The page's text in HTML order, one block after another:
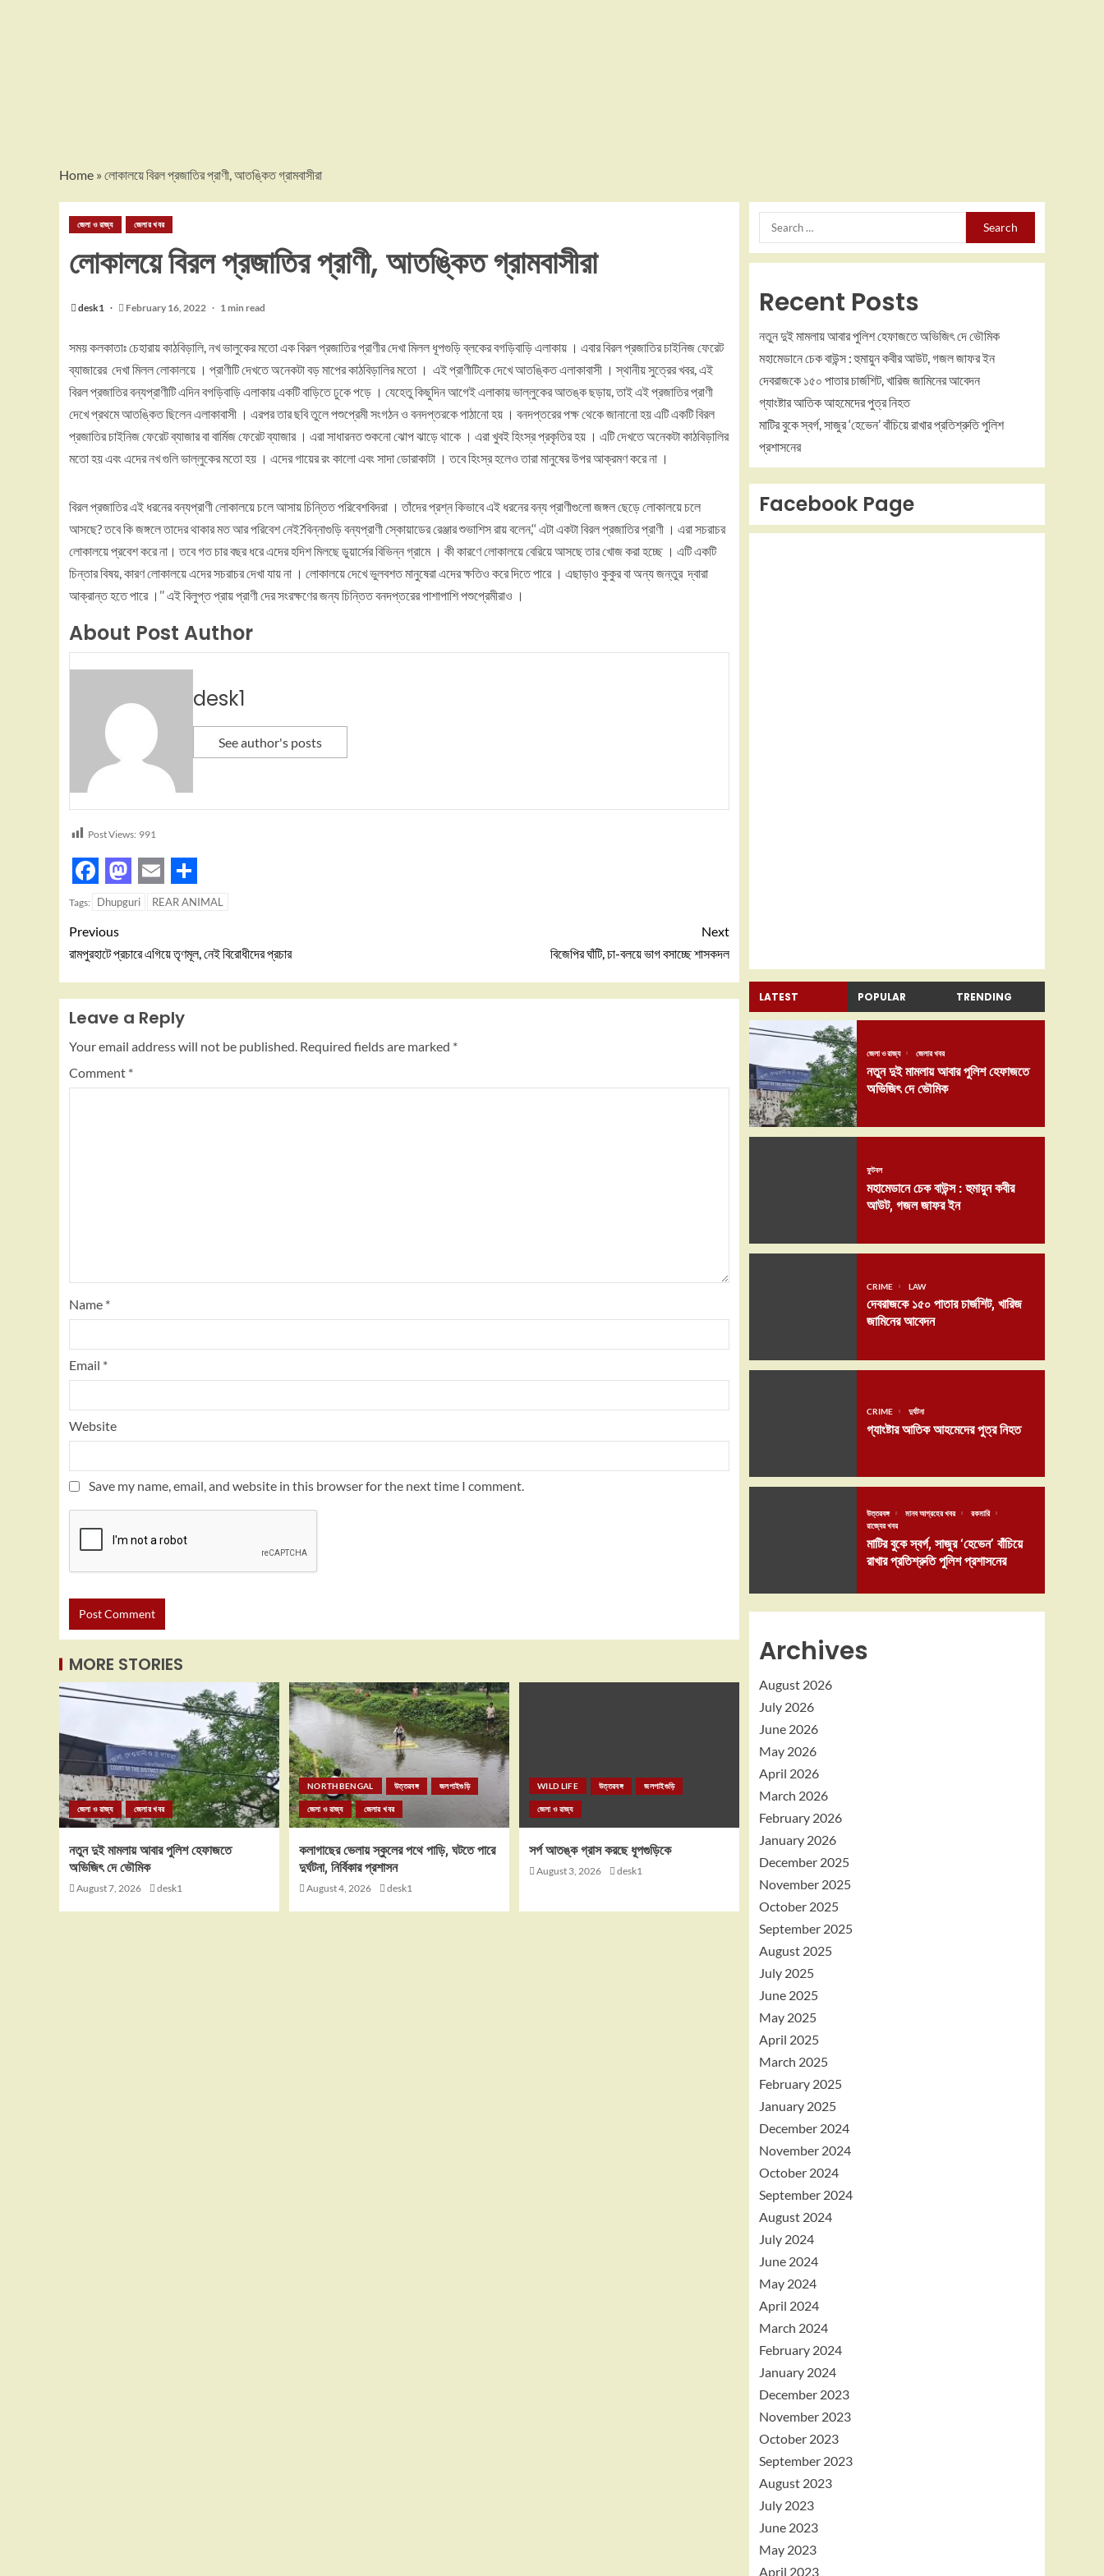
Home » লোকালয়ে বিরল প্রজাতির প্রাণী, আতঙ্কিত গ্রামবাসীরা
জেলা ও রাজ্য জেলার খবর
লোকালয়ে বিরল প্রজাতির প্রাণী, আতঙ্কিত গ্রামবাসীরা
desk1 February 16, 2022 1 min read
সময় কলকাতাঃ চেহারায় কাঠবিড়ালি, নখ ভালুকের মতো এক বিরল প্রজাতির প্রাণীর দেখা মিলল ধূপগুড়ি ব্লকের বগড়িবাড়ি এলাকায় । এবার বিরল প্রজাতির চাইনিজ ফেরেট
ব্যাজারের দেখা মিলল লোকালয়ে । প্রাণীটি দেখতে অনেকটা বড় মাপের কাঠবিড়ালির মতো । এই প্রাণীটিকে দেখে আতঙ্কিত এলাকাবাসী । স্থানীয় সুত্রের খবর, এই
বিরল প্রজাতির বন্যপ্রাণীটি এদিন বগড়িবাড়ি এলাকায় একটি বাড়িতে ঢুকে পড়ে । যেহেতু কিছুদিন আগেই এলাকায় ভাল্লুকের আতঙ্ক ছড়ায়, তাই এই প্রজাতির প্রাণী
দেখে প্রথমে আতঙ্কিত ছিলেন এলাকাবাসী । এরপর তার ছবি তুলে পশুপ্রেমী সংগঠন ও বনদপ্তরকে পাঠানো হয় । বনদপ্তরের পক্ষ থেকে জানানো হয় এটি একটি বিরল
প্রজাতির চাইনিজ ফেরেট ব্যাজার বা বার্মিজ ফেরেট ব্যাজার । এরা সাধারনত শুকনো ঝোপ ঝাড়ে থাকে । এরা খুবই হিংস্র প্রকৃতির হয় । এটি দেখতে অনেকটা কাঠবিড়ালির
মতো হয় এবং এদের নখ গুলি ভাল্লুকের মতো হয় । এদের গায়ের রং কালো এবং সাদা ডোরাকাটা । তবে হিংস্র হলেও তারা মানুষের উপর আক্রমণ করে না ।
বিরল প্রজাতির এই ধরনের বন্যপ্রাণী লোকালয়ে চলে আসায় চিন্তিত পরিবেশবিদরা । তাঁদের প্রশ্ন কিভাবে এই ধরনের বন্য প্রাণীগুলো জঙ্গল ছেড়ে লোকালয়ে চলে
আসছে? তবে কি জঙ্গলে তাদের থাকার মত আর পরিবেশ নেই?বিন্নাগুড়ি বন্যপ্রাণী স্কোয়াডের রেঞ্জার শুভাশিস রায় বলেন,‘‘ এটা একটা বিরল প্রজাতির প্রাণী । এরা সচরাচর
লোকালয়ে প্রবেশ করে না। তবে গত চার বছর ধরে এদের হদিশ মিলছে ডুয়ার্সের বিভিন্ন গ্রামে । কী কারণে লোকালয়ে বেরিয়ে আসছে তার খোজ করা হচ্ছে । এটি একটি
চিন্তার বিষয়, কারণ লোকালয়ে এদের সচরাচর দেখা যায় না । লোকালয়ে দেখে ভুলবশত মানুষেরা এদের ক্ষতিও করে দিতে পারে । এছাড়াও কুকুর বা অন্য জন্তুর দ্বারা
আক্রান্ত হতে পারে ।’’ এই বিলুপ্ত প্রায় প্রাণী দের সংরক্ষণের জন্য চিন্তিত বনদপ্তরের পাশাপাশি পশুপ্রেমীরাও ।
About Post Author
desk1
See author's posts
Post Views: 991
Facebook
Mastodon
Email
Share
Tags: Dhupguri REAR ANIMAL
Previous
রামপুরহাটে প্রচারে এগিয়ে তৃণমূল, নেই বিরোধীদের প্রচার
Next
বিজেপির ঘাঁটি, চা-বলয়ে ভাগ বসাচ্ছে শাসকদল
Leave a Reply
Your email address will not be published. Required fields are marked *
Comment *
Name *
Email *
Website
Save my name, email, and website in this browser for the next time I comment.
MORE STORIES
জেলা ও রাজ্য জেলার খবর
নতুন দুই মামলায় আবার পুলিশ হেফাজতে
অভিজিৎ দে ভৌমিক
August 7, 2026 desk1
NORTHBENGAL উত্তরবঙ্গ জলপাইগুড়ি
জেলা ও রাজ্য জেলার খবর
কলাগাছের ভেলায় স্কুলের পথে পাড়ি, ঘটতে পারে
দুর্ঘটনা, নির্বিকার প্রশাসন
August 4, 2026 desk1
WILD LIFE উত্তরবঙ্গ জলপাইগুড়ি
জেলা ও রাজ্য
সর্প আতঙ্ক গ্রাস করছে ধূপগুড়িকে
August 3, 2026 desk1
Recent Posts
নতুন দুই মামলায় আবার পুলিশ হেফাজতে অভিজিৎ দে ভৌমিক
মহামেডানে চেক বাউন্স : হুমায়ুন কবীর আউট, গজল জাফর ইন
দেবরাজকে ১৫০ পাতার চার্জশিট, খারিজ জামিনের আবেদন
গ্যাংষ্টার আতিক আহমেদের পুত্র নিহত
মাটির বুকে স্বর্গ, সাজুর ‘হেভেন’ বাঁচিয়ে রাখার প্রতিশ্রুতি পুলিশ
প্রশাসনের
Facebook Page
LATEST POPULAR TRENDING
জেলা ও রাজ্য জেলার খবর
নতুন দুই মামলায় আবার পুলিশ হেফাজতে
অভিজিৎ দে ভৌমিক
ফুটবল
মহামেডানে চেক বাউন্স : হুমায়ুন কবীর
আউট, গজল জাফর ইন
CRIME LAW
দেবরাজকে ১৫০ পাতার চার্জশিট, খারিজ
জামিনের আবেদন
CRIME দুর্ঘটনা
গ্যাংষ্টার আতিক আহমেদের পুত্র নিহত
উত্তরবঙ্গ মানব আগ্রহের খবর
রকমারি
রাজ্যের খবর
মাটির বুকে স্বর্গ, সাজুর ‘হেভেন’ বাঁচিয়ে
রাখার প্রতিশ্রুতি পুলিশ প্রশাসনের
Archives
August 2026
July 2026
June 2026
May 2026
April 2026
March 2026
February 2026
January 2026
December 2025
November 2025
October 2025
September 2025
August 2025
July 2025
June 2025
May 2025
April 2025
March 2025
February 2025
January 2025
December 2024
November 2024
October 2024
September 2024
August 2024
July 2024
June 2024
May 2024
April 2024
March 2024
February 2024
January 2024
December 2023
November 2023
October 2023
September 2023
August 2023
July 2023
June 2023
May 2023
April 2023